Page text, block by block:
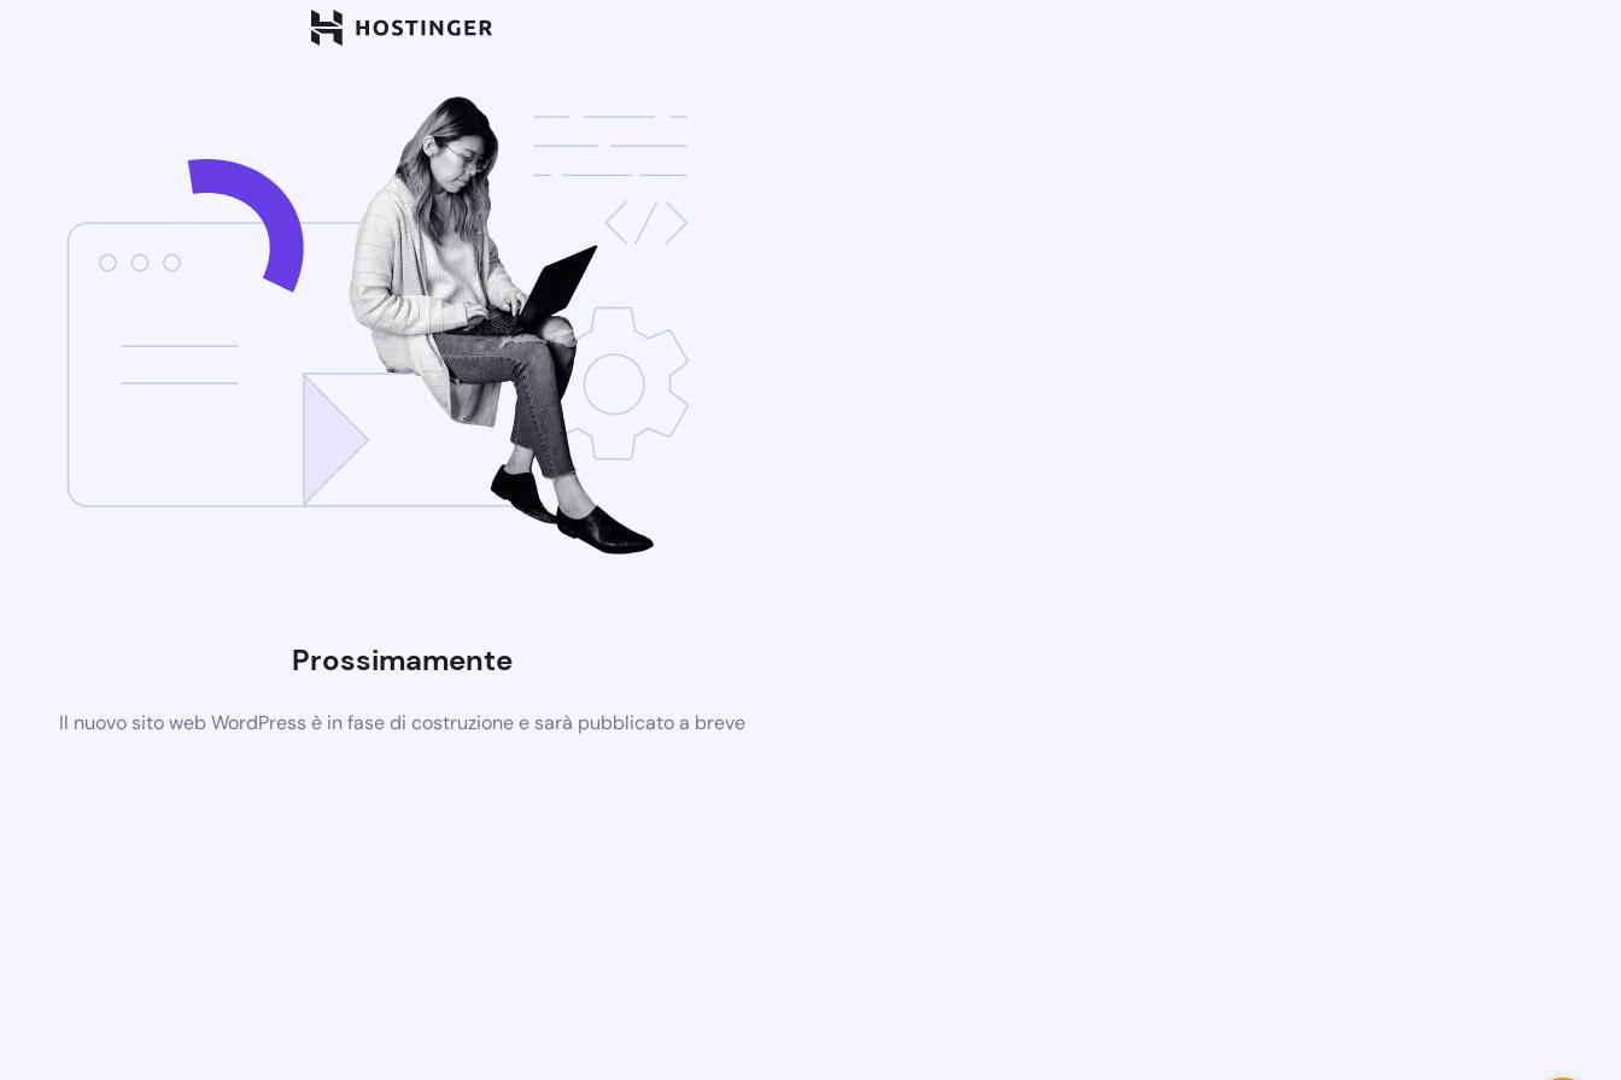
Prossimamente
Il nuovo sito web WordPress è in fase di costruzione e sarà pubblicato a breve